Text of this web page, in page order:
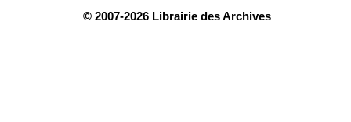
© 2007-2026 Librairie des Archives